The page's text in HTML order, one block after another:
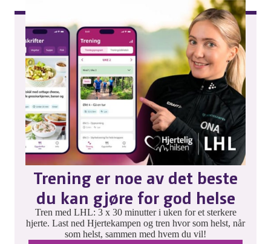
Trening er noe av det beste
du kan gjøre for god helse
Tren med LHL: 3 x 30 minutter i uken for et sterkere
hjerte. Last ned Hjertekampen og tren hvor som helst, når
som helst, sammen med hvem du vil!